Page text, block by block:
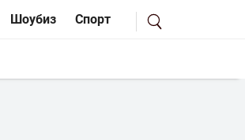
Шоубиз Спорт